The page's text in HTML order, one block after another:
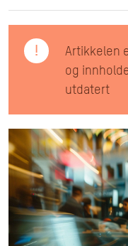
!
Artikkelen
og
utdatert